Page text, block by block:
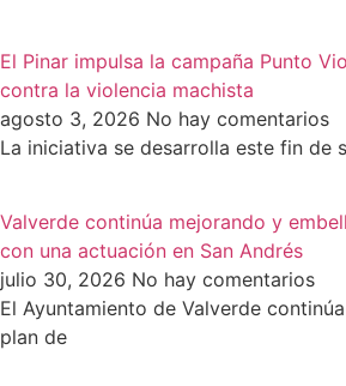
El Pinar impulsa la campaña Punto
contra la violencia machista
agosto 3, 2026 No hay comentarios
La iniciativa se desarrolla este fin de
Valverde continúa mejorando y
con una actuación en San Andrés
julio 30, 2026 No hay comentarios
El Ayuntamiento de Valverde
plan de